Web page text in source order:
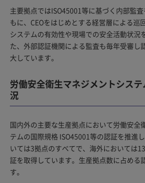
主要拠点ではISO45001等に基づく内部監
もに、CEOをはじめとする経営層による巡
システムの有効性や現場での安全活動状況
た、外部認証機関による監査も毎年受審し
大しています。
労働安全衛生マネジメントシス
況
国内外の主要な生産拠点において労働安全
テムの国際規格 ISO45001等の認証を推進
いては3拠点のすべてで、海外においては
証を取得しています。生産拠点数に占める
す。